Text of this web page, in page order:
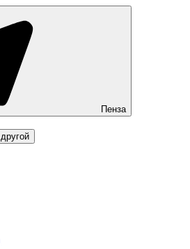
Пенза
Выбрать другой